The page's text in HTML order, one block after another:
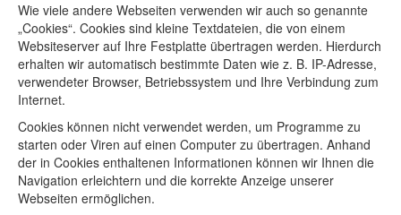
Wie viele andere Webseiten verwenden wir auch so genannte
„Cookies“. Cookies sind kleine Textdateien, die von einem
Websiteserver auf Ihre Festplatte übertragen werden. Hierdurch
erhalten wir automatisch bestimmte Daten wie z. B. IP-Adresse,
verwendeter Browser, Betriebssystem und Ihre Verbindung zum
Internet.
Cookies können nicht verwendet werden, um Programme zu
starten oder Viren auf einen Computer zu übertragen. Anhand
der in Cookies enthaltenen Informationen können wir Ihnen die
Navigation erleichtern und die korrekte Anzeige unserer
Webseiten ermöglichen.